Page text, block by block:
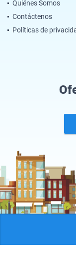
Quiénes Somos
Contáctenos
Políticas de